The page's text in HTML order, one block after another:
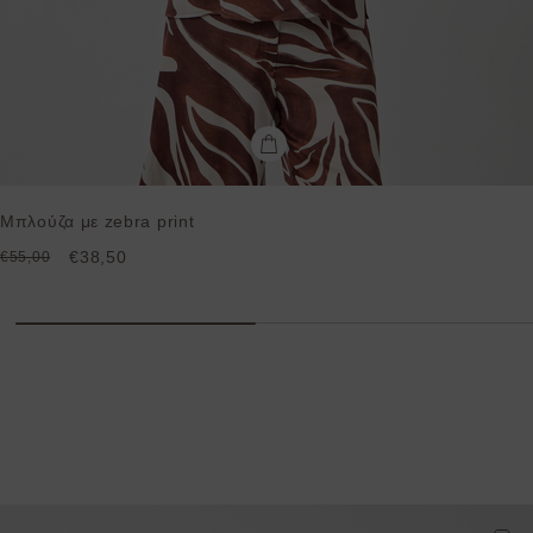
Μπλούζα με zebra print
€55,00 €38,50